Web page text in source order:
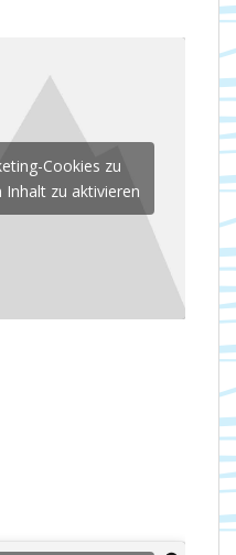
Cookies zu
Inhalt zu aktivieren